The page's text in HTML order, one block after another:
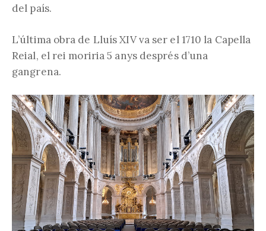
del país.
L’última obra de Lluís XIV va ser el 1710 la Capella
Reial, el rei moriria 5 anys després d’una
gangrena.